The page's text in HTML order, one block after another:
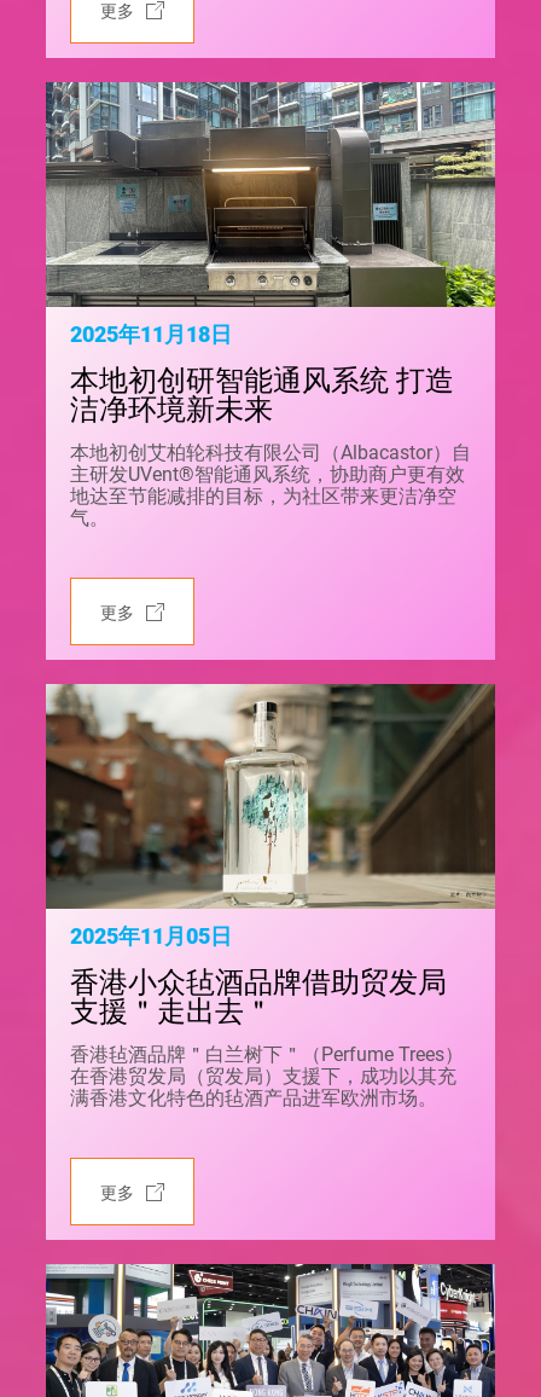
更多
2025年11月18日
本地初创研智能通风系统 打造
洁净环境新未来
本地初创艾柏轮科技有限公司（Albacastor）自
主研发UVent®智能通风系统，协助商户更有效
地达至节能减排的目标，为社区带来更洁净空
气。
更多
2025年11月05日
香港小众毡酒品牌借助贸发局
支援＂走出去＂
香港毡酒品牌＂白兰树下＂（Perfume Trees）
在香港贸发局（贸发局）支援下，成功以其充
满香港文化特色的毡酒产品进军欧洲市场。
更多